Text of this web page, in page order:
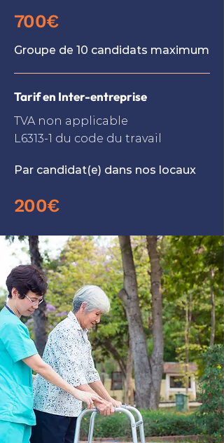
700€
Groupe de 10 candidats maximum
Tarif en Inter-entreprise
TVA non applicable
L6313-1 du code du travail
Par candidat(e) dans nos locaux
200€